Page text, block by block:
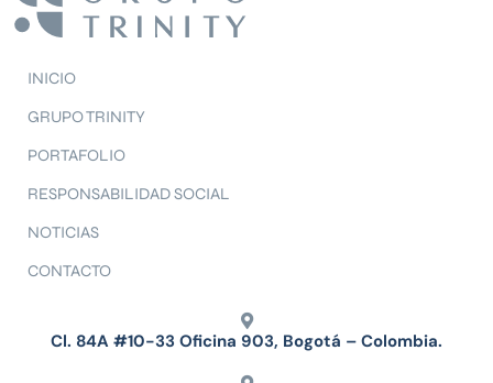
INICIO
GRUPO TRINITY
PORTAFOLIO
RESPONSABILIDAD SOCIAL
NOTICIAS
CONTACTO
Cl. 84A #10-33 Oficina 903, Bogotá – Colombia.